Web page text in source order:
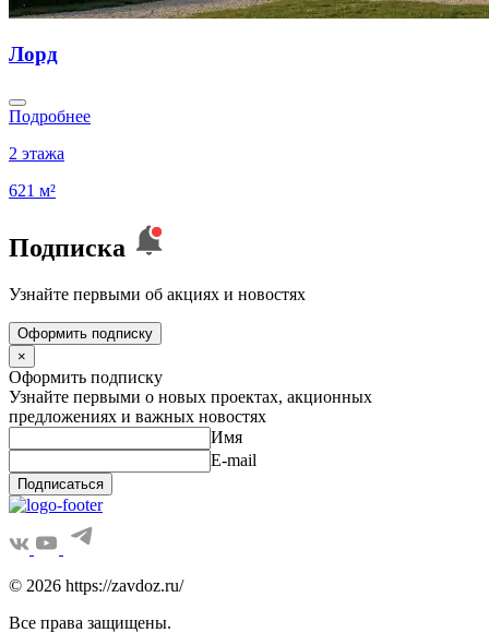
Лорд
Подробнее
2 этажа
621 м²
Подписка
Узнайте первыми об акциях и новостях
Оформить подписку
×
Оформить подписку
Узнайте первыми о новых проектах, акционных
предложениях и важных новостях
Имя
E-mail
Подписаться
© 2026 https://zavdoz.ru/
Все права защищены.